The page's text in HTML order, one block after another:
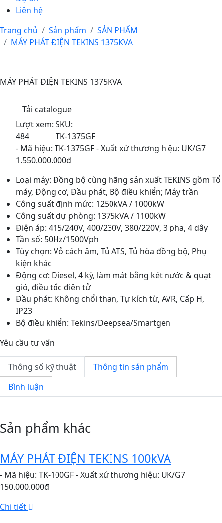
Liên hệ
Trang chủ
Sản phẩm
SẢN PHẨM
MÁY PHÁT ĐIỆN TEKINS 1375KVA
MÁY PHÁT ĐIỆN TEKINS 1375KVA
Tải catalogue
Lượt xem:
484
SKU:
TK-1375GF
- Mã hiệu: TK-1375GF - Xuất xứ thương hiệu: UK/G7
1.550.000.000đ
Loại máy: Đồng bộ cùng hãng sản xuất TEKINS gồm Tổ
máy, Động cơ, Đầu phát, Bộ điều khiển; Máy trần
Công suất định mức: 1250kVA / 1000kW
Công suất dự phòng: 1375kVA / 1100kW
Điện áp: 415/240V, 400/230V, 380/220V, 3 pha, 4 dây
Tần số: 50Hz/1500Vph
Tùy chọn: Vỏ cách âm, Tủ ATS, Tủ hòa đồng bộ, Phụ
kiện khác
Động cơ: Diesel, 4 kỳ, làm mát bằng két nước & quạt
gió, điều tốc điện tử
Đầu phát: Không chổi than, Tự kích từ, AVR, Cấp H,
IP23
Bộ điều khiển: Tekins/Deepsea/Smartgen
Yêu cầu tư vấn
Thông số kỹ thuật
Thông tin sản phẩm
Bình luận
Sản phẩm khác
MÁY PHÁT ĐIỆN TEKINS 100kVA
- Mã hiệu: TK-100GF - Xuất xứ thương hiệu: UK/G7
150.000.000đ
Chi tiết